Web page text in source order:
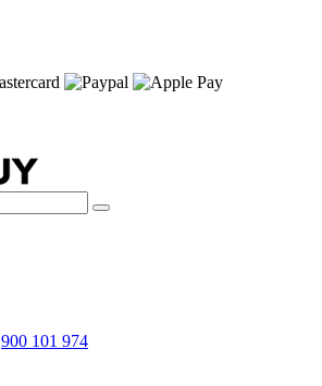
900 101 974